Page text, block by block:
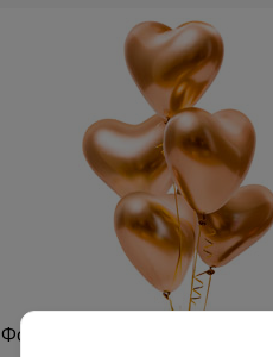
Фонтан куль “Golden hearts”